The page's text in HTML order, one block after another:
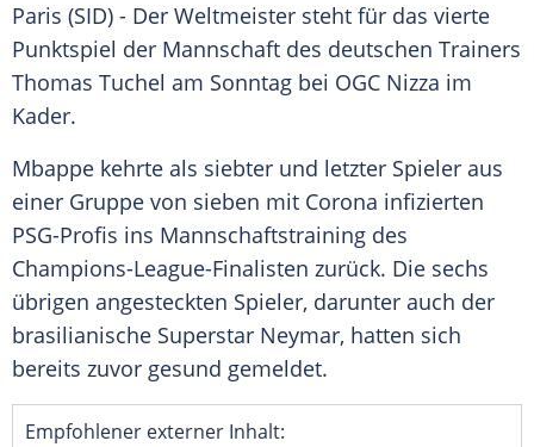
Paris (SID) - Der Weltmeister steht für das vierte
Punktspiel der Mannschaft des deutschen Trainers
Thomas Tuchel am Sonntag bei OGC Nizza im
Kader.
Mbappe kehrte als siebter und letzter Spieler aus
einer Gruppe von sieben mit Corona infizierten
PSG-Profis ins Mannschaftstraining des
Champions-League-Finalisten zurück. Die sechs
übrigen angesteckten Spieler, darunter auch der
brasilianische Superstar Neymar, hatten sich
bereits zuvor gesund gemeldet.
Empfohlener externer Inhalt: